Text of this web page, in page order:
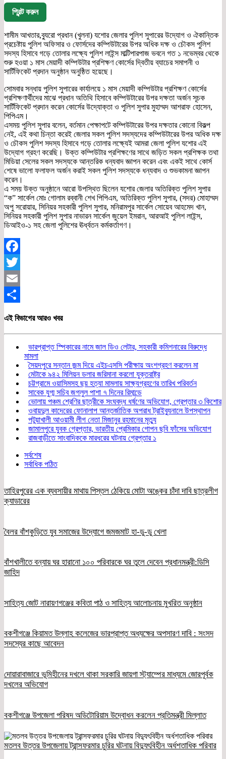
প্রিন্ট করুন
শামীম আখতার,ব্যুরো প্রধান (খুলনা) যশোর জেলার পুলিশ সুপারের উদ্যোগ ও ঐকান্তিক
প্রচেষ্টায় পুলিশ অফিসার ও ফোর্সদের কম্পিউটারের উপর অধিক দক্ষ ও চৌকস পুলিশ
সদস্য হিসাবে গড়ে তোলার লক্ষ্যে পুলিশ লাইন্স মাল্টিপারপাজ ভবনে গত ১ নভেম্বর থেকে
শুরু হওয়া ১ মাস মেয়াদী কম্পিউটার প্রশিক্ষণ কোর্সের দ্বিতীয় ব্যাচের সমাপনী ও
সার্টিফিকেট প্রদান অনুষ্ঠান অনুষ্ঠিত হয়েছে।
সোমবার সন্ধায় পুলিশ সুপারের কার্যালয়ে ১ মাস মেয়াদী কম্পিউটার প্রশিক্ষণ কোর্সের
প্রশিক্ষণার্থীদের মাঝে প্রধান অতিথি হিসাবে কম্পিউটারের উপর দক্ষতা অর্জন সূচক
সার্টিফিকেট প্রদান করেন কোর্সের উদ্যোক্তা ও পুলিশ সুপার মুহাম্মদ আশরাফ হোসেন,
পিপিএম।
এসময় পুলিশ সুপার বলেন, বর্তমান পেক্ষাপটে কম্পিউটারের উপর দক্ষতার কোনো বিকল্প
নেই, এই কথা চিন্তা করেই জেলার সকল পুলিশ সদস্যদের কম্পিউটারের উপর অধিক দক্ষ
ও চৌকস পুলিশ সদস্য হিসাবে গড়ে তোলার লক্ষ্যেই আমরা জেলা পুলিশ যশোর এই
উদ্যোগ গ্রহণ করেছি। উক্ত কম্পিউটার প্রশিক্ষণের সাথে জড়িত সকল প্রশিক্ষক তথা
মিডিয়া সেলের সকল সদস্যকে আন্তরিক ধন্যবাদ জ্ঞাপন করেন এবং একই সাথে কোর্স
শেষে ভালো ফলাফল অর্জন করাই সকল পুলিশ সদস্যকে ধন্যবাদ ও শুভকামনা জ্ঞাপন
করেন।
এ সময় উক্ত অনুষ্ঠানে আরো উপস্থিত ছিলেন যশোর জেলার অতিরিক্ত পুলিশ সুপার
“ক” সার্কেল মোঃ গোলাম রব্বানী শেখ পিপিএম, অতিরিক্ত পুলিশ সুপার, (সদর) মোহাম্মদ
অপু সরোয়ার, সিনিয়র সহকারী পুলিশ সুপার, মনিরামপুর সার্কেল সোয়েব আহমেদ খান,
সিনিয়র সহকারী পুলিশ সুপার নাভারন সার্কেল জুয়েল ইমরান, আরআই পুলিশ লাইন্স,
ডিআইও-১ সহ জেলা পুলিশের ঊর্ধ্বতন কর্মকর্তাগণ।
Facebook
Twitter
Email
এই বিভাগের আরও খবর
ভারপ্রাপ্ত স্পিকারের নামে জাল ডিও লেটার, সহকারী কমিশনারের বিরুদ্ধে
মামলা
সৈয়দপুরে সন্তান জন্ম দিয়ে এইচএসসি পরীক্ষায় অংশগ্রহণ করলেন মা
মেটাকে ৯৪২ মিলিয়ন ডলার জরিমানা করলো যুক্তরাষ্ট্র
চট্টগ্রামে ওয়াসিমসহ ছয় হত্যা মামলায় সাক্ষ্যগ্রহণের তারিখ পরিবর্তন
সাবেক যুগ্ম সচিব জগলুল পাশা ৭ দিনের রিমান্ডে
ভোলায় পঞ্চম শ্রেণির ছাত্রীকে সংঘবদ্ধ ধর্ষণের অভিযোগ, গ্রেপ্তার ৩ কিশোর
ওবায়দুল কাদেরের ফোনালাপ আন্তর্জাতিক অপরাধ ট্রাইব্যুনালে উপস্থাপন
পটুয়াখালী আওয়ামী লীগ নেতা মিজানুর রহমানের মৃত্যু
জামালপুরে যুবক গ্রেপ্তার, ভারতীয় প্রেমিকার গোপন ছবি ফাঁসের অভিযোগ
রাজবাড়ীতে সাংবাদিককে মারধরের ঘটনায় গ্রেপ্তার ১
সর্বশেষ
সর্বাধিক পঠিত
তাহিরপুরের এক ব্যবসায়ীর মাথায় পিস্তল ঠেকিয়ে মোটা অঙ্কের চাঁদা দাবি ছাত্রলীগ
ক্যাডারের
বৈলর বাঁশকুড়িতে যুব সমাজের উদ্যোগে জমজমাট হা-ডু-ডু খেলা
বাঁশখালীতে বন্যায় ঘর হারানো ১০০ পরিবারকে ঘর তুলে দেবেন প্রধানমন্ত্রী:ডিসি
জাহিদ
সাহিত্য জোট নারায়ণগঞ্জের কবিতা পাঠ ও সাহিত্য আলোচনায় মুখরিত অনুষ্ঠান
বকশীগঞ্জে কিয়ামত উল্লাহ কলেজের ভারপ্রাপ্ত অধ্যক্ষের অপসারণ দাবি : সংসদ
সদস্যের কাছে আবেদন
দোয়ারাবাজারে ভূমিহীনের দখলে থাকা সরকারি জায়গা স্ট্যাম্পের মাধ্যমে জোরপূর্বক
দখলের অভিযোগ
বকশীগঞ্জে উপজেলা পরিষদ অডিটোরিয়াম উদ্বোধন করলেন প্রতিমন্ত্রী মিল্লাত
মতলব উত্তর উপজেলায় ট্রান্সফরমার চুরির ঘটনায় বিদ্যুৎবিহীন অর্ধশতাধিক পরিবার